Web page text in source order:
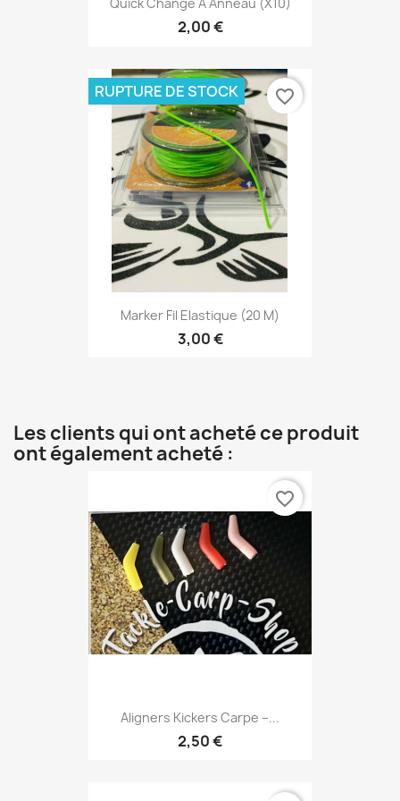
Quick Change À Anneau (x10)
2,00 €
Marker Fil Elastique (20 M)
3,00 €
RUPTURE DE STOCK favorite_border
Les clients qui ont acheté ce produit
ont également acheté :
Aligners Kickers Carpe –...
2,50 €
favorite_border